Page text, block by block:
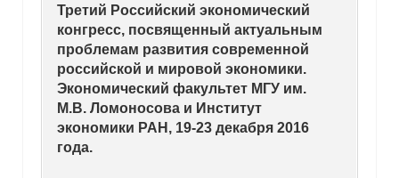
Третий Российский экономический
конгресс, посвященный актуальным
проблемам развития современной
российской и мировой экономики.
Экономический факультет МГУ им.
М.В. Ломоносова и Институт
экономики РАН, 19-23 декабря 2016
года.